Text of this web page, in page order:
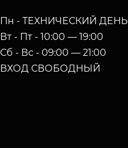
Пн - ТЕХНИЧЕСКИЙ ДЕНЬ
Вт - Пт - 10:00 — 19:00
Сб - Вс - 09:00 — 21:00
ВХОД СВОБОДНЫЙ